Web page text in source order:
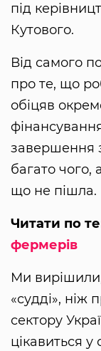
під
Кутового.
Від самого
про те, що
обіцяв
завершення
багато чого,
що не пішла.
Читати по
фермерів
Ми
«судді», ніж
сектору
цікавиться у